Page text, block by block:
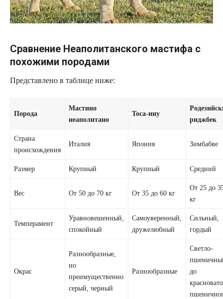
Сравнение Неаполитанского мастифа с
похожими породами
Представлено в таблице ниже:
Порода
Мастино
неаполитано
Тоса-ину
риджбек
Страна
происхождения
Италия Япония Зимбабве
Размер Крупный Крупный Средний
Вес От 50 до 70 кг От 35 до 60 кг
От 25 до
кг
Темперамент
Уравновешенный,
спокойный
Самоуверенный,
дружелюбный
Сильный,
гордый
Окрас
Разнообразные,
но
преимущественно
серый, черный
Разнообразные
Светло-
до